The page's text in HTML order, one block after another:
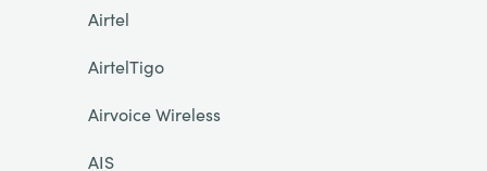
Airtel
AirtelTigo
Airvoice Wireless
AIS